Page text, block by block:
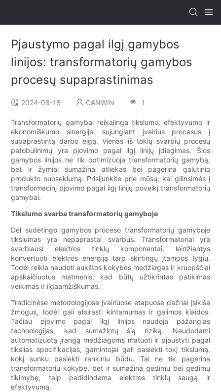
Pjaustymo pagal ilgį gamybos
linijos: transformatorių gamybos
procesų supaprastinimas
2024-08-18 CANWIN 1
Transformatorių gamybai reikalinga tikslumo, efektyvumo ir
ekonomiškumo sinergija, sujungiant įvairius procesus į
supaprastintą darbo eigą. Vienas iš tokių svarbių procesų
patobulinimų yra pjovimo pagal ilgį linijų įdiegimas. Šios
gamybos linijos ne tik optimizuoja transformatorių gamybą,
bet ir žymiai sumažina atliekas bei pagerina galutinio
produkto nuoseklumą. Prisijunkite prie mūsų, kai gilinsimės į
transformacinį pjovimo pagal ilgį linijų poveikį transformatorių
gamybai.
Tikslumo svarba transformatorių gamyboje
Dėl sudėtingo gamybos proceso transformatorių gamyboje
tikslumas yra nepaprastai svarbus. Transformatoriai yra
svarbiausi elektros tinklų komponentai, leidžiantys
konvertuoti elektros energiją tarp skirtingų įtampos lygių.
Todėl reikia naudoti aukštos kokybės medžiagas ir kruopščiai
apskaičiuotus matmenis, kad būtų užtikrintas patikimas
veikimas ir ilgaamžiškumas.
Tradicinėse metodologijose įvairiuose etapuose dažnai įsikiša
žmogus, todėl gali atsirasti kintamumas ir galimos klaidos.
Tačiau pjovimo pagal ilgį linijos naudoja pažangias
technologijas, kad sumažintų šią riziką. Naudodami
automatizuotą įrangą medžiagoms matuoti ir pjaustyti pagal
tikslias specifikacijas, gamintojai gali pasiekti tokį tikslumą,
kokį sunku pasiekti rankiniu būdu. Tai ne tik pagerina
transformatorių kokybę, bet ir sumažina gedimų bei gedimų
tikimybę, taip padidindama elektros tinklų saugą ir
efektyvumą.